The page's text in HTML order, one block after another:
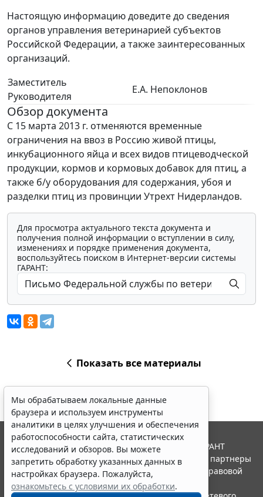
Настоящую информацию доведите до сведения
органов управления ветеринарией субъектов
Российской Федерации, а также заинтересованных
организаций.
Заместитель
Руководителя
Е.А. Непоклонов
Обзор документа
С 15 марта 2013 г. отменяются временные
ограничения на ввоз в Россию живой птицы,
инкубационного яйца и всех видов птицеводческой
продукции, кормов и кормовых добавок для птиц, а
также б/у оборудования для содержания, убоя и
разделки птиц из провинции Утрехт Нидерландов.
Для просмотра актуального текста документа и
получения полной информации о вступлении в силу,
изменениях и порядке применения документа,
воспользуйтесь поиском в Интернет-версии системы
ГАРАНТ:
Показать все материалы
Мы обрабатываем локальные данные
браузера и используем инструменты
аналитики в целях улучшения и обеспечения
работоспособности сайта, статистических
исследований и обзоров. Вы можете
запретить обработку указанных данных в
настройках браузера. Пожалуйста,
ознакомьтесь с условиями их обработки.
© ООО "НПП "ГАРАНТ-СЕРВИС", 2026. Система ГАРАНТ
выпускается с 1990 года. Компания "Гарант" и ее партнеры
являются участниками Российской ассоциации правовой
информации ГАРАНТ.